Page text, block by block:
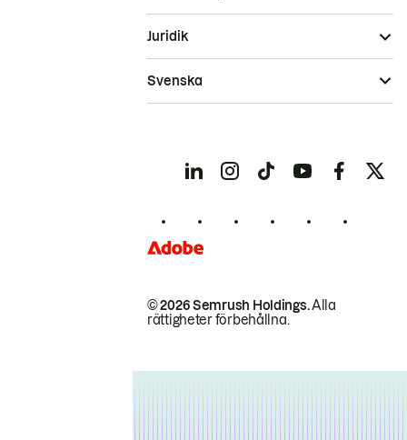
© 2026 Semrush Holdings.Alla
rättigheter förbehållna.
Juridik
Svenska